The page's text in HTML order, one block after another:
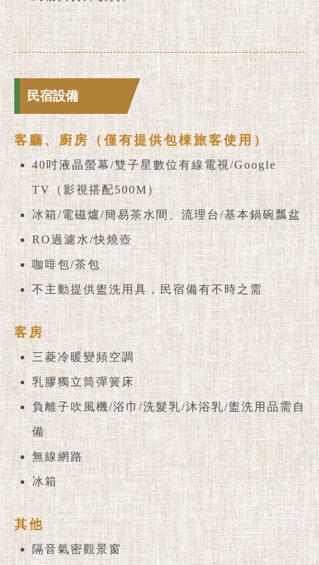
民宿設備
客廳、廚房（僅有提供包棟旅客使用）
40吋液晶螢幕/雙子星數位有線電視/Google
TV（影視搭配500M）
冰箱/電磁爐/簡易茶水間、流理台/基本鍋碗瓢盆
RO過濾水/快燒壺
咖啡包/茶包
不主動提供盥洗用具，民宿備有不時之需
客房
三菱冷暖變頻空調
乳膠獨立筒彈簧床
負離子吹風機/浴巾/洗髮乳/沐浴乳/盥洗用品需自
備
無線網路
冰箱
其他
隔音氣密觀景窗